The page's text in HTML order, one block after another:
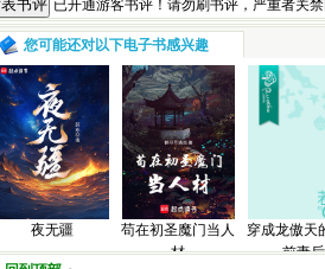
已开通游客书评！请勿刷书评，严重者关
您可能还对以下电子书感兴趣
夜无疆
苟在初圣魔门当人
材
穿成龙傲天
前妻后